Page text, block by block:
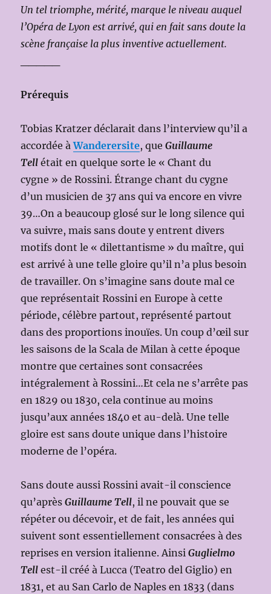
Un tel triomphe, mérité, marque le niveau auquel
l’Opéra de Lyon est arrivé, qui en fait sans doute la
scène française la plus inventive actuellement.
Prérequis
Tobias Kratzer déclarait dans l’interview qu’il a
accordée àWanderersite, queGuillaume
Tell était en quelque sorte le « Chant du
cygne » de Rossini. Étrange chant du cygne
d’un musicien de 37 ans qui va encore en vivre
39…On a beaucoup glosé sur le long silence qui
va suivre, mais sans doute y entrent divers
motifs dont le « dilettantisme » du maître, qui
est arrivé à une telle gloire qu’il n’a plus besoin
de travailler. On s’imagine sans doute mal ce
que représentait Rossini en Europe à cette
période, célèbre partout, représenté partout
dans des proportions inouïes. Un coup d’œil sur
les saisons de la Scala de Milan à cette époque
montre que certaines sont consacrées
intégralement à Rossini…Et cela ne s’arrête pas
en 1829 ou 1830, cela continue au moins
jusqu’aux années 1840 et au-delà. Une telle
gloire est sans doute unique dans l’histoire
moderne de l’opéra.
Sans doute aussi Rossini avait-il conscience
qu’aprèsGuillaume Tell, il ne pouvait que se
répéter ou décevoir, et de fait, les années qui
suivent sont essentiellement consacrées à des
reprises en version italienne. AinsiGuglielmo
Tell est-il créé à Lucca (Teatro del Giglio) en
1831, et au San Carlo de Naples en 1833 (dans